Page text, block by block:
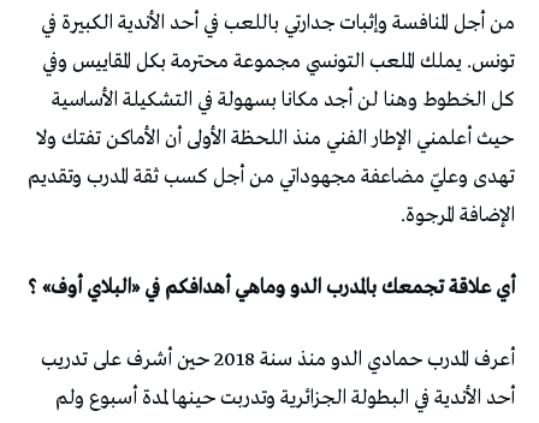
من أجل المنافسة وإثبات جدارتي باللعب في أحد الأندية الكبيرة في
تونس. يملك الملعب التونسي مجموعة محترمة بكل المقاييس وفي
كل الخطوط وهنا لن أجد مكانا بسهولة في التشكيلة الأساسية
حيث أعلمني الإطار الفني منذ اللحظة الأولى أن الأماكن تفتك ولا
تهدى وعليّ مضاعفة مجهوداتي من أجل كسب ثقة المدرب وتقديم
الإضافة المرجوة.
أي علاقة تجمعك بالمدرب الدو وماهي أهدافكم في «البلاي أوف» ؟
أعرف المدرب حمادي الدو منذ سنة 2018 حين أشرف على تدريب
أحد الأندية في البطولة الجزائرية وتدربت حينها لمدة أسبوع ولم